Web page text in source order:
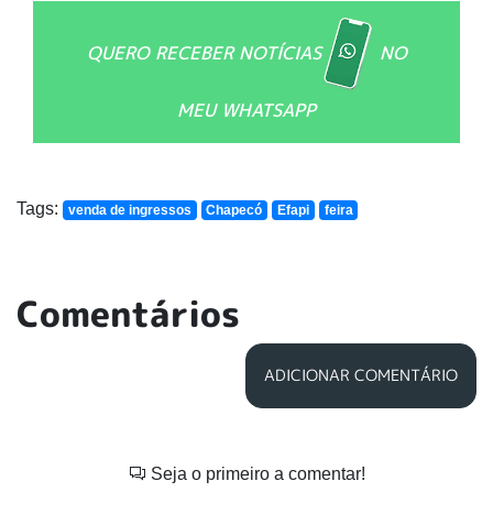
QUERO RECEBER NOTÍCIAS NO
MEU WHATSAPP
Tags: venda de ingressos Chapecó Efapi feira
Comentários
ADICIONAR COMENTÁRIO
Seja o primeiro a comentar!